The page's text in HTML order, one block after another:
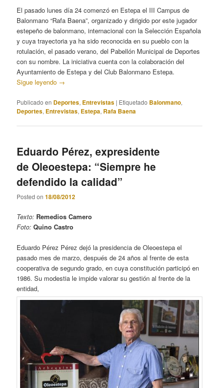
El pasado lunes día 24 comenzó en Estepa el III Campus de
Balonmano “Rafa Baena”, organizado y dirigido por este jugador
estepeño de balonmano, internacional con la Selección Española
y cuya trayectoria ya ha sido reconocida en su pueblo con la
rotulación, el pasado verano, del Pabellón Municipal de Deportes
con su nombre. La iniciativa cuenta con la colaboración del
Ayuntamiento de Estepa y del Club Balonmano Estepa.
Sigue leyendo →
Publicado en Deportes, Entrevistas | Etiquetado Balonmano,
Deportes, Entrevistas, Estepa, Rafa Baena
Eduardo Pérez, expresidente
de Oleoestepa: “Siempre he
defendido la calidad”
Posted on18/08/2012
Texto: Remedios Camero
Foto: Quino Castro
Eduardo Pérez Pérez dejó la presidencia de Oleoestepa el
pasado mes de marzo, después de 24 años al frente de esta
cooperativa de segundo grado, en cuya constitución participó en
1986. Su modestia le impide valorar su gestión al frente de la
entidad,